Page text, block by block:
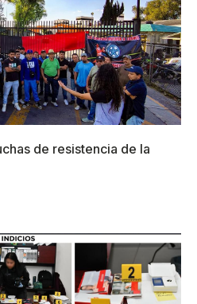
de resistencia de la